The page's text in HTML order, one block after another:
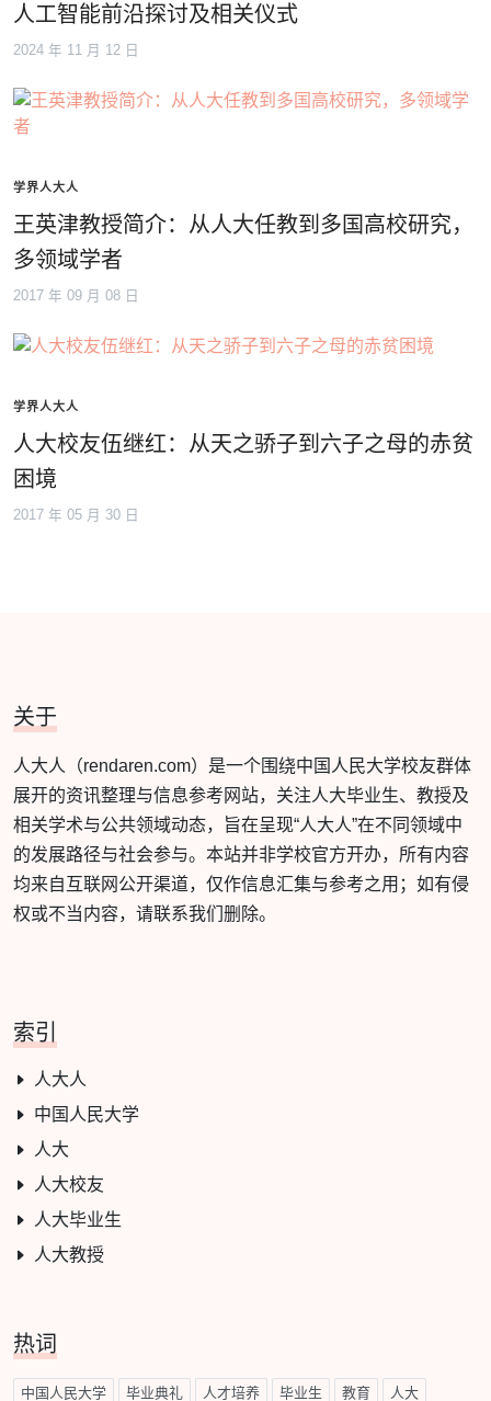
人工智能前沿探讨及相关仪式
2024 年 11 月 12 日
学界人大人
王英津教授简介：从人大任教到多国高校研究，
多领域学者
2017 年 09 月 08 日
学界人大人
人大校友伍继红：从天之骄子到六子之母的赤贫
困境
2017 年 05 月 30 日
关于
人大人（rendaren.com）是一个围绕中国人民大学校友群体
展开的资讯整理与信息参考网站，关注人大毕业生、教授及
相关学术与公共领域动态，旨在呈现“人大人”在不同领域中
的发展路径与社会参与。本站并非学校官方开办，所有内容
均来自互联网公开渠道，仅作信息汇集与参考之用；如有侵
权或不当内容，请联系我们删除。
索引
人大人
中国人民大学
人大
人大校友
人大毕业生
人大教授
热词
中国人民大学 毕业典礼 人才培养 毕业生 教育 人大